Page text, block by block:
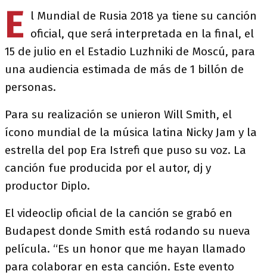
E
l Mundial de Rusia 2018 ya tiene su canción
oficial, que será interpretada en la final, el
15 de julio en el Estadio Luzhniki de Moscú, para
una audiencia estimada de más de 1 billón de
personas.
Para su realización se unieron Will Smith, el
ícono mundial de la música latina Nicky Jam y la
estrella del pop Era Istrefi que puso su voz. La
canción fue producida por el autor, dj y
productor Diplo.
El videoclip oficial de la canción se grabó en
Budapest donde Smith está rodando su nueva
película. “Es un honor que me hayan llamado
para colaborar en esta canción. Este evento